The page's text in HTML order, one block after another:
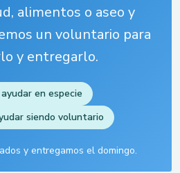
alimentos o aseo y
un voluntario para
y entregarlo.
en especie
siendo voluntario
y entregamos el domingo.